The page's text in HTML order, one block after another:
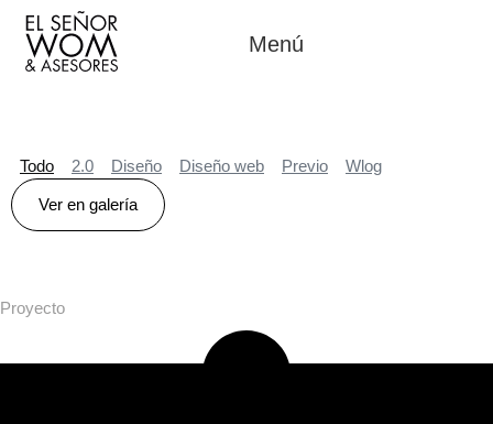
Menú
2.0 Diseño Diseño web Previo Wlog
Todo
Ver en galería
Proyecto